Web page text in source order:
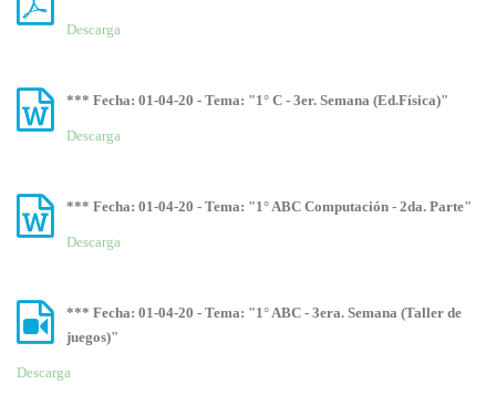
Descarga
*** Fecha: 01-04-20 - Tema: "1° C - 3er. Semana (Ed.Física)"
Descarga
*** Fecha: 01-04-20 - Tema: "1° ABC Computación - 2da. Parte"
Descarga
*** Fecha: 01-04-20 - Tema: "1° ABC - 3era. Semana (Taller de
juegos)"
Descarga